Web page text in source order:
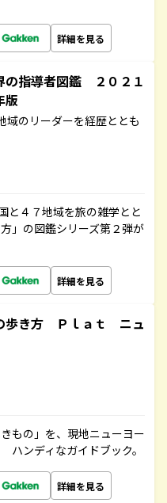
詳細を見る
指導者図鑑 ２０２１
版
域のリーダーを経歴ととも
と４７地域を旅の雑学とと
」の図鑑シリーズ第２弾が
詳細を見る
歩き方 Ｐｌａｔ ニュ
もの」を、現地ニューヨー
ンディなガイドブック。
詳細を見る